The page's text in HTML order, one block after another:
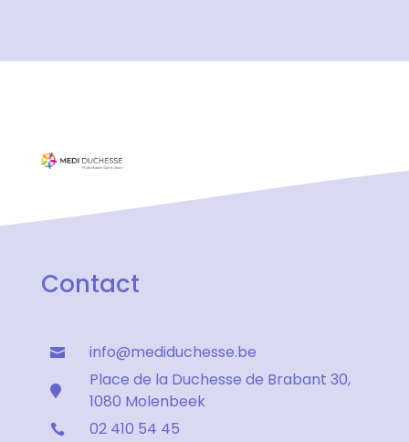
Contact
 info@mediduchesse.be

Place de la Duchesse de Brabant 30,
1080 Molenbeek
 02 410 54 45